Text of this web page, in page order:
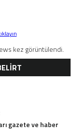
kez görüntülendi.
gazete ve haber